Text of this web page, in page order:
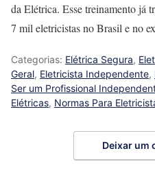
da Elétrica. Esse treinamento já
7 mil eletricistas no Brasil e no
Categorias: Elétrica Segura,
Geral, Eletricista Independente,
Ser um Profissional
Elétricas, Normas Para
Deixar um